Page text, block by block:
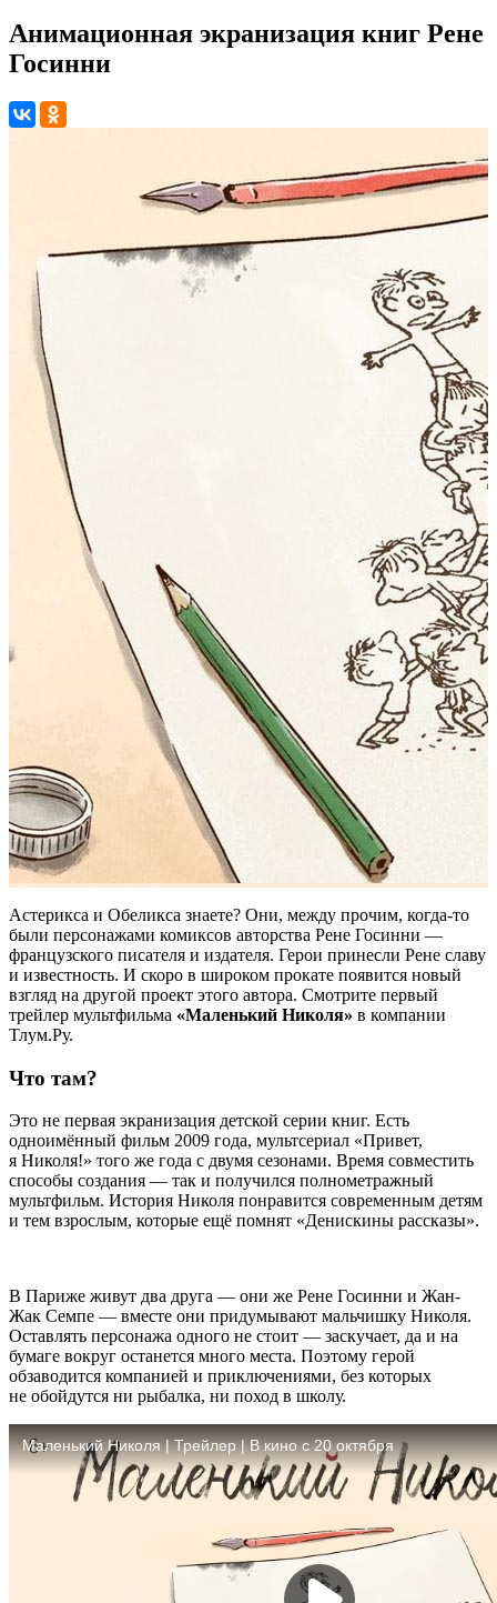
Анимационная экранизация книг Рене
Госинни
Астерикса и Обеликса знаете? Они, между прочим, когда-то
были персонажами комиксов авторства Рене Госинни —
французского писателя и издателя. Герои принесли Рене славу
и известность. И скоро в широком прокате появится новый
взгляд на другой проект этого автора. Смотрите первый
трейлер мультфильма «Маленький Николя» в компании
Тлум.Ру.
Что там?
Это не первая экранизация детской серии книг. Есть
одноимённый фильм 2009 года, мультсериал «Привет,
я Николя!» того же года с двумя сезонами. Время совместить
способы создания — так и получился полнометражный
мультфильм. История Николя понравится современным детям
и тем взрослым, которые ещё помнят «Денискины рассказы».
В Париже живут два друга — они же Рене Госинни и Жан-
Жак Семпе — вместе они придумывают мальчишку Николя.
Оставлять персонажа одного не стоит — заскучает, да и на
бумаге вокруг останется много места. Поэтому герой
обзаводится компанией и приключениями, без которых
не обойдутся ни рыбалка, ни поход в школу.